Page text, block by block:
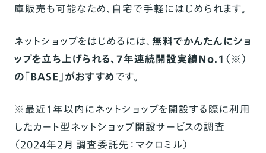
庫販売も可能なため、自宅で手軽にはじめられます。
ネットショップをはじめるには、 無料でかんたんにショ
ップを立ち上げられる、7年連続開設実績No.1（※）
の「BASE」がおすすめです。
※最近1年以内にネットショップを開設する際に利用
したカート型ネットショップ開設サービスの調査
（2024年2月 調査委託先：マクロミル）